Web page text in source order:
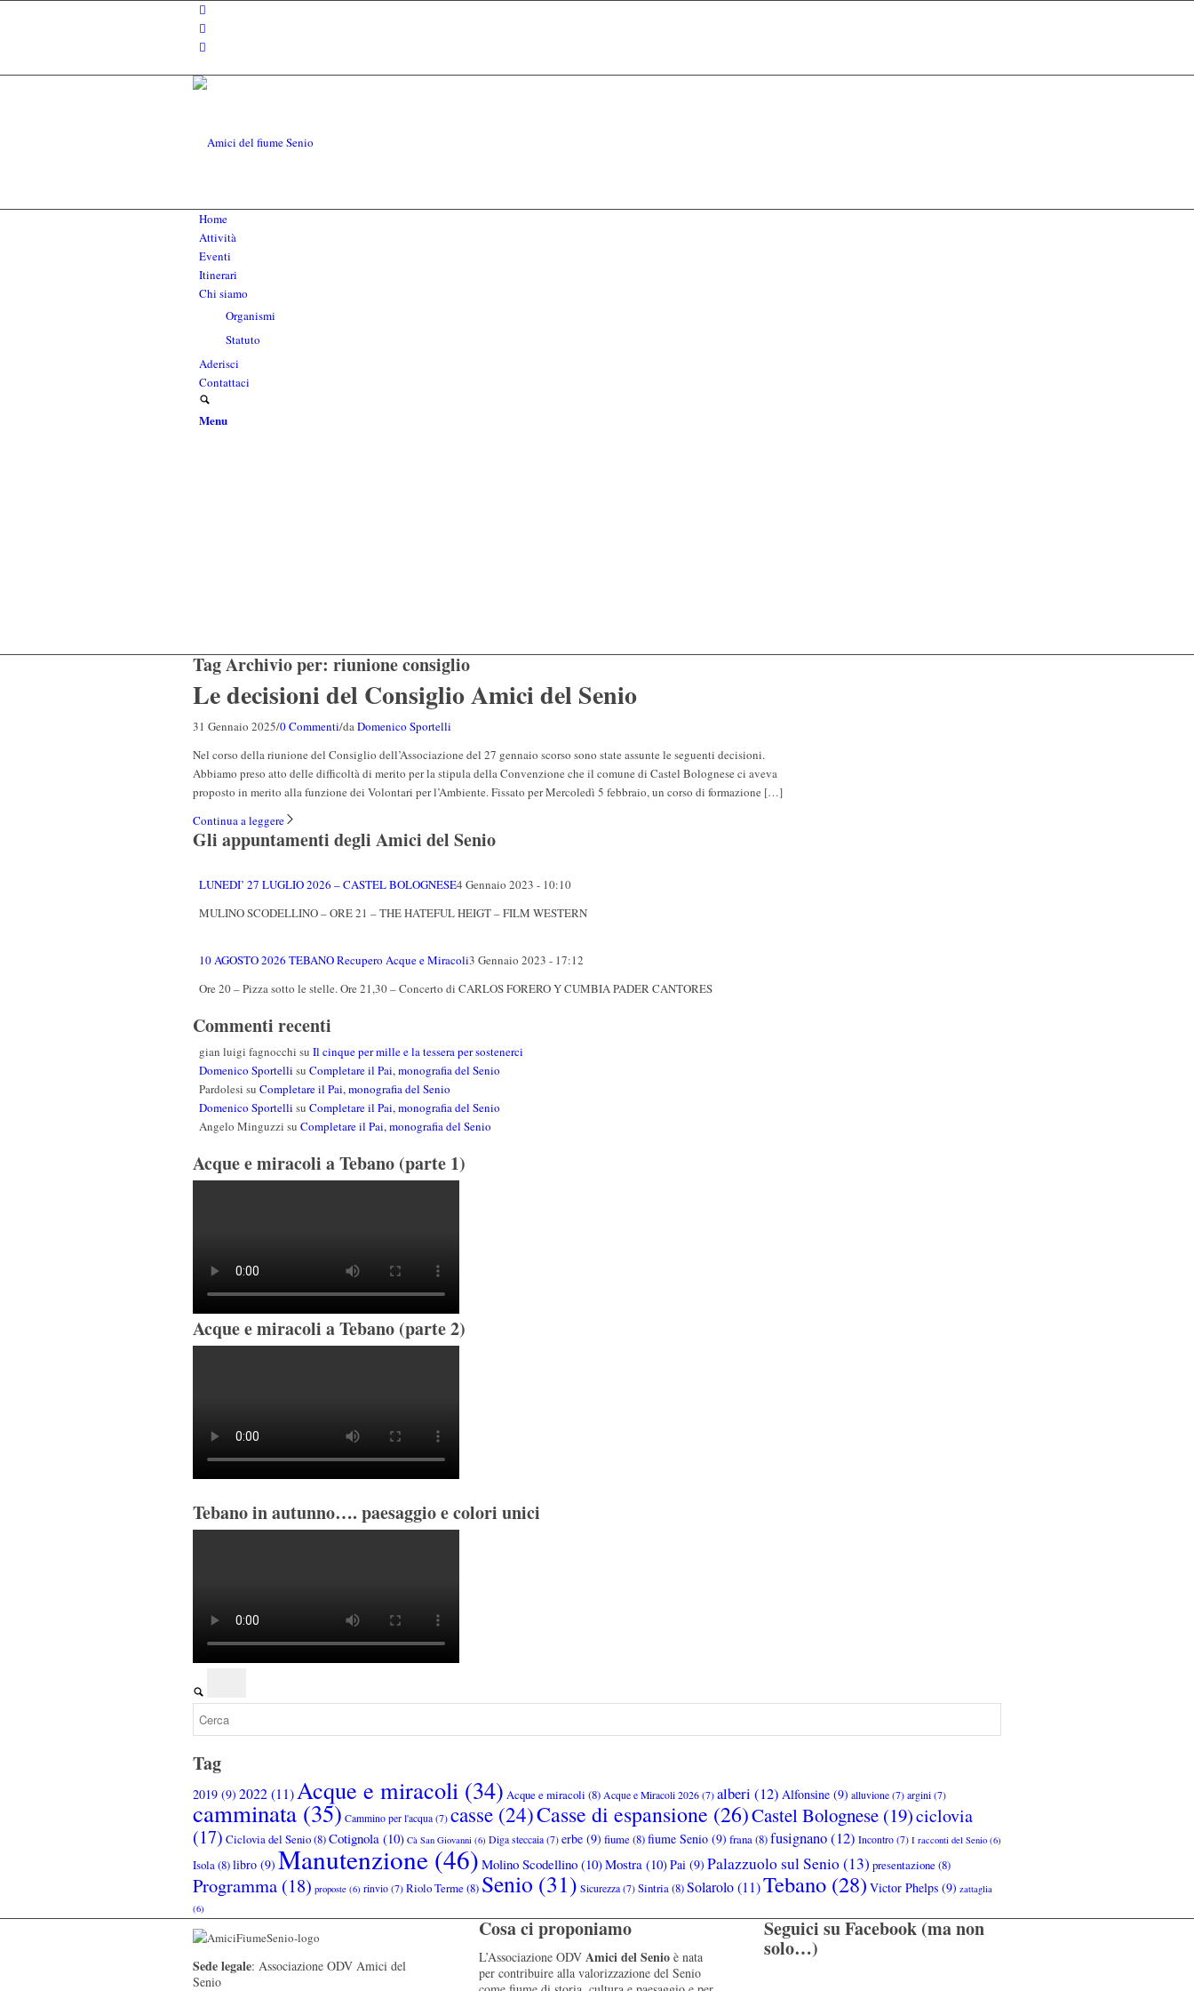
Home
Attività
Eventi
Itinerari
Chi siamo
Organismi
Statuto
Aderisci
Contattaci
Menu
Tag Archivio per: riunione consiglio
Le decisioni del Consiglio Amici del Senio
31 Gennaio 2025/0 Commenti/daDomenico Sportelli
Nel corso della riunione del Consiglio dell’Associazione del 27 gennaio scorso sono state assunte le seguenti decisioni.
Abbiamo preso atto delle difficoltà di merito per la stipula della Convenzione che il comune di Castel Bolognese ci aveva
proposto in merito alla funzione dei Volontari per l’Ambiente. Fissato per Mercoledì 5 febbraio, un corso di formazione […]
Continua a leggere
Gli appuntamenti degli Amici del Senio
LUNEDI’ 27 LUGLIO 2026 – CASTEL BOLOGNESE4 Gennaio 2023 - 10:10
MULINO SCODELLINO – ORE 21 – THE HATEFUL HEIGT – FILM WESTERN
10 AGOSTO 2026 TEBANO Recupero Acque e Miracoli3 Gennaio 2023 - 17:12
Ore 20 – Pizza sotto le stelle. Ore 21,30 – Concerto di CARLOS FORERO Y CUMBIA PADER CANTORES
Commenti recenti
gian luigi fagnocchi su Il cinque per mille e la tessera per sostenerci
Domenico Sportelli su Completare il Pai, monografia del Senio
Pardolesi su Completare il Pai, monografia del Senio
Domenico Sportelli su Completare il Pai, monografia del Senio
Angelo Minguzzi su Completare il Pai, monografia del Senio
Acque e miracoli a Tebano (parte 1)
Acque e miracoli a Tebano (parte 2)
Tebano in autunno…. paesaggio e colori unici
Tag
2019 (9) 2022(11)Acque e miracoli (34) Acque e miracoli (8) Acque e Miracoli 2026 (7) alberi (12) Alfonsine (9) alluvione (7) argini (7)
camminata (35) Cammino per l'acqua (7) casse (24)Casse di espansione (26)Castel Bolognese (19)ciclovia
(17) Ciclovia del Senio(8)Cotignola (10) Cà San Giovanni (6) Diga steccaia (7) erbe (9) fiume(8)fiume Senio (9) frana(8)fusignano(12) Incontro (7) I racconti del Senio (6)
Isola(8)libro (9) Manutenzione (46) Molino Scodellino (10)Mostra (10)Pai (9) Palazzuolo sul Senio(13) presentazione(8)
Programma (18) proposte (6) rinvio (7) Riolo Terme(8) Senio (31) Sicurezza (7) Sintria(8)Solarolo(11)Tebano (28) Victor Phelps (9) zattaglia
(6)
Sede legale: Associazione ODV Amici del
Senio
Cosa ci proponiamo
L’Associazione ODV Amici del Senioè nata
per contribuire alla valorizzazione del Senio
Seguici su Facebook (ma non
solo…)